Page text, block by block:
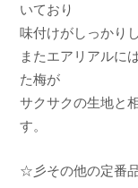
いており
味付けがしっかり
またエアリアルに
た梅が
サクサクの生地と
す。
☆彡その他の定番